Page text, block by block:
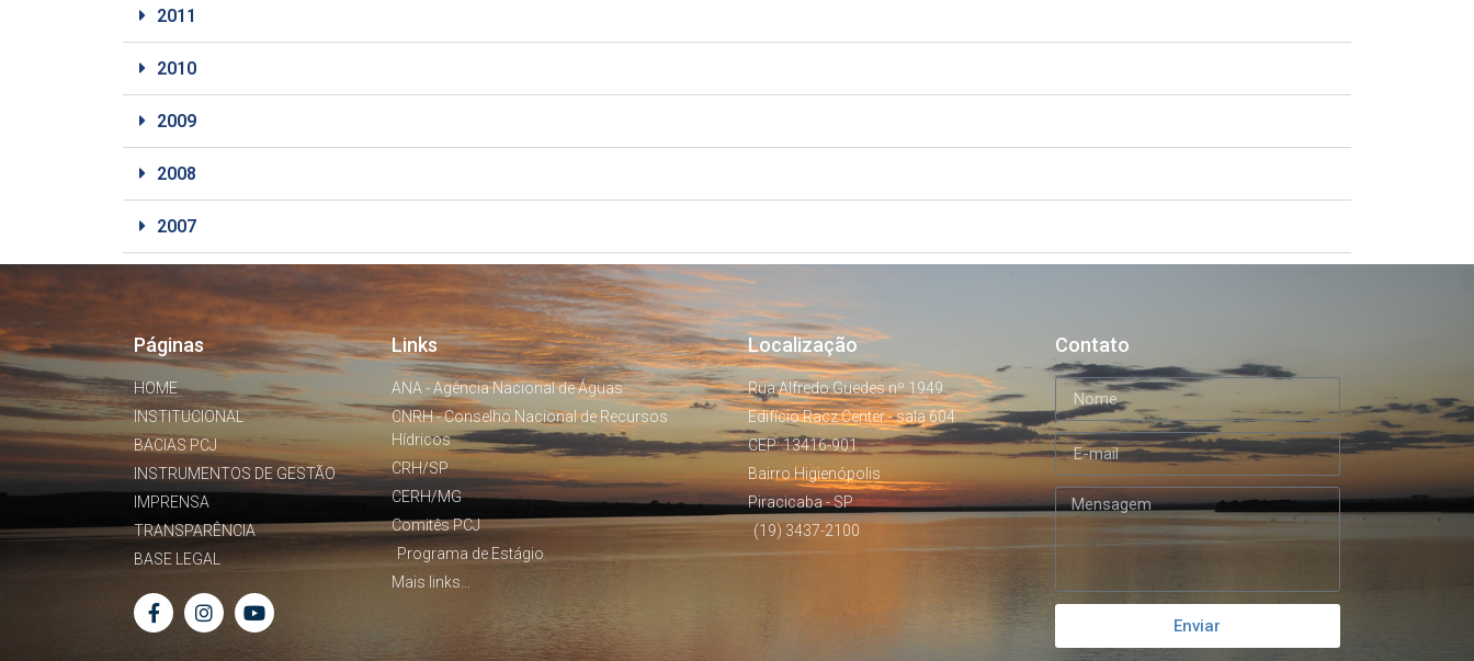
2011
2010
2009
2008
2007
Páginas
HOME
INSTITUCIONAL
BACIAS PCJ
INSTRUMENTOS DE GESTÃO
IMPRENSA
TRANSPARÊNCIA
BASE LEGAL
Links
ANA - Agência Nacional de Águas
CNRH - Conselho Nacional de Recursos
Hídricos
CRH/SP
CERH/MG
Comitês PCJ
Programa de Estágio
Mais links...
Localização
Rua Alfredo Guedes nº 1949
Edifício Racz Center - sala 604
CEP: 13416-901
Bairro Higienópolis
Piracicaba - SP
(19) 3437-2100
Contato
Enviar